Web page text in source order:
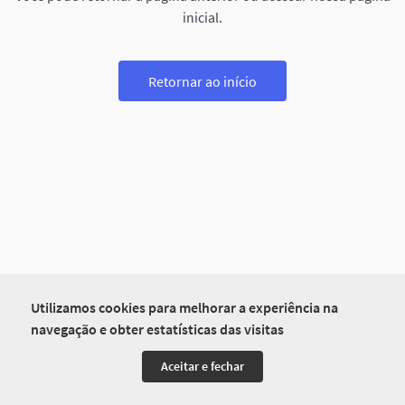
Utilizamos cookies para melhorar a experiência na
navegação e obter estatísticas das visitas
Aceitar e fechar
inicial.
Retornar ao início